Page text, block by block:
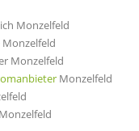
Monzelfeld
Monzelfeld
Monzelfeld